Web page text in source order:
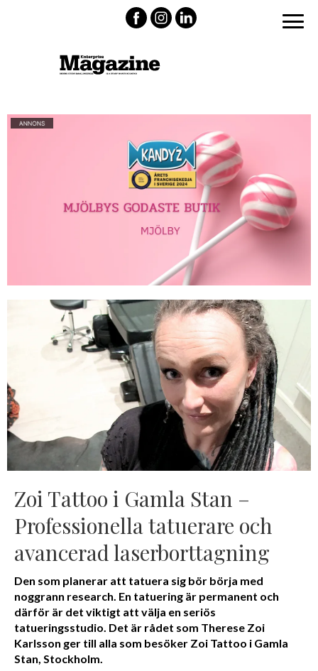
Zoi Tattoo i Gamla Stan –
Professionella tatuerare och
avancerad laserborttagning
Den som planerar att tatuera sig bör börja med
noggrann research. En tatuering är permanent och
därför är det viktigt att välja en seriös
tatueringsstudio. Det är rådet som Therese Zoi
Karlsson ger till alla som besöker Zoi Tattoo i Gamla
Stan, Stockholm.